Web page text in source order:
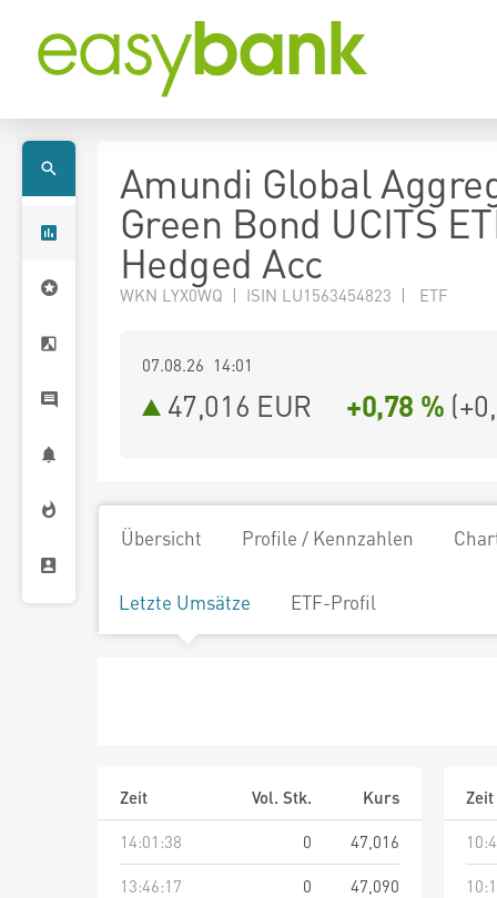
Amundi Global
Green Bond UCITS
Hedged Acc
WKN LYX0WQ | ISIN LU1563454823 | ETF
07.08.26 14:01
47,016 EUR +0,78 % (
Übersicht Profile / Kennzahlen
Letzte Umsätze ETF-Profil
Zeit Vol. Stk.
Kurs
14:01:38
0
47,016
13:46:17
0
47,090
Zeit